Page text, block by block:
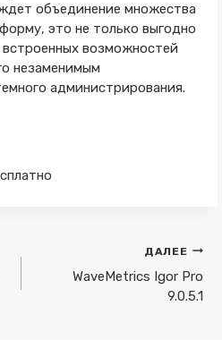
объединение множества
это не только выгодно
возможностей
незаменимым
администрирования.
ДАЛЕЕ
WaveMetrics Igor Pro
9.0.5.1